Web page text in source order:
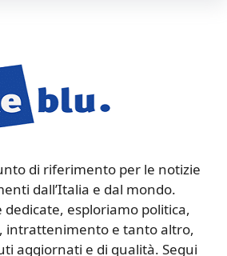
di riferimento per le notizie
dall’Italia e dal mondo.
dedicate, esploriamo politica,
intrattenimento e tanto altro,
aggiornati e di qualità. Segui